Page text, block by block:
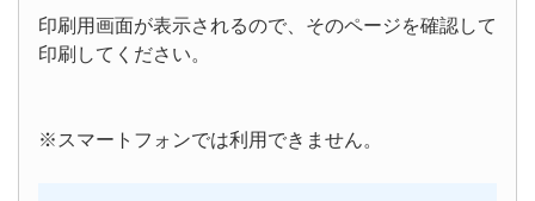
印刷用画面が表示されるので、そのページを確認して
印刷してください。
※スマートフォンでは利用できません。